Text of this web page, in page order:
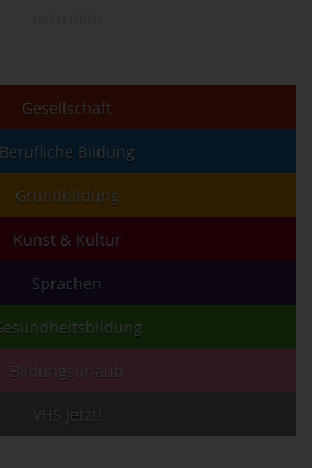
Gesellschaft
Berufliche Bildung
Grundbildung
Kunst & Kultur
Sprachen
Bildungsurlaub
VHS jetzt!